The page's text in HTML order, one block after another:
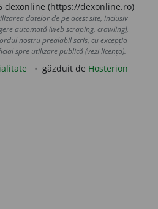
dexonline (https://dexonline.ro)
datelor de pe acest site, inclusiv
automată (web scraping, crawling),
nostru prealabil scris, cu excepția
spre utilizare publică (vezi licența).
găzduit de Hosterion